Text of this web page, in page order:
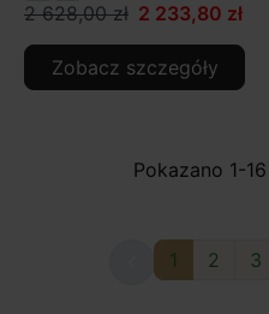
2 628,00 zł 2 233,80 zł
Zobacz szczegóły
Pokazano 1-
1 2 3